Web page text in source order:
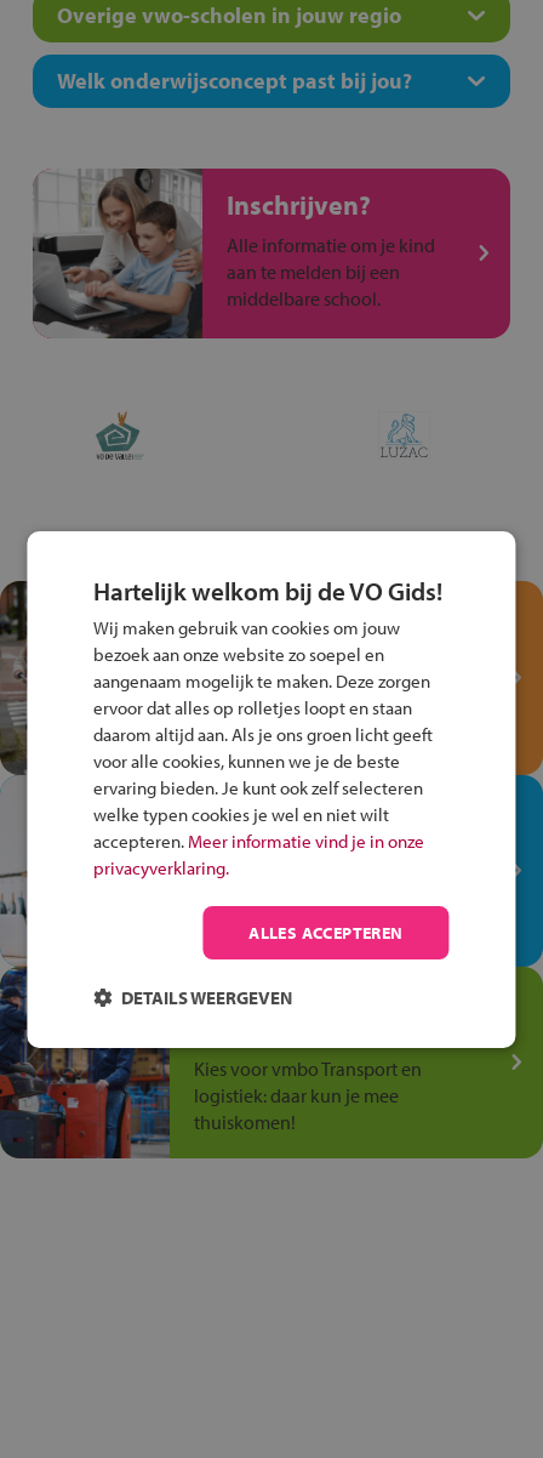
Overige vwo-scholen in jouw regio
Welk onderwijsconcept past bij jou?
Inschrijven?
Alle informatie om je kind
aan te melden bij een
middelbare school.
Test je kennis met het
Fiets Veilig
Verkeersspel!
Speel het Fiets Veilig Verkeersspel
en win een Cortina-fiets!
In de winkel ben je op je
plek!
Ontdek via het vmbo jouw talent
op de winkelvloer, waar elke dag
anders is!
Jouw talent in de
Kies voor vmbo Transport en
logistiek: daar kun je mee
thuiskomen!
Hartelijk welkom bij de VO Gids!
Wij maken gebruik van cookies om jouw
bezoek aan onze website zo soepel en
aangenaam mogelijk te maken. Deze zorgen
ervoor dat alles op rolletjes loopt en staan
daarom altijd aan. Als je ons groen licht geeft
voor alle cookies, kunnen we je de beste
ervaring bieden. Je kunt ook zelf selecteren
welke typen cookies je wel en niet wilt
accepteren. Meer informatie vind je in onze
privacyverklaring.
ALLES ACCEPTEREN
DETAILS WEERGEVEN